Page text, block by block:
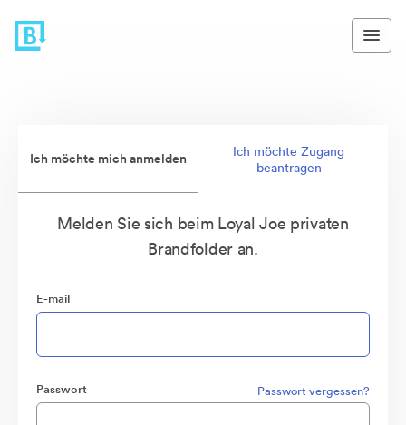
Ich möchte mich anmelden
Ich möchte Zugang
beantragen
Melden Sie sich beim Loyal Joe privaten
Brandfolder an.
E-mail
Passwort Passwort vergessen?